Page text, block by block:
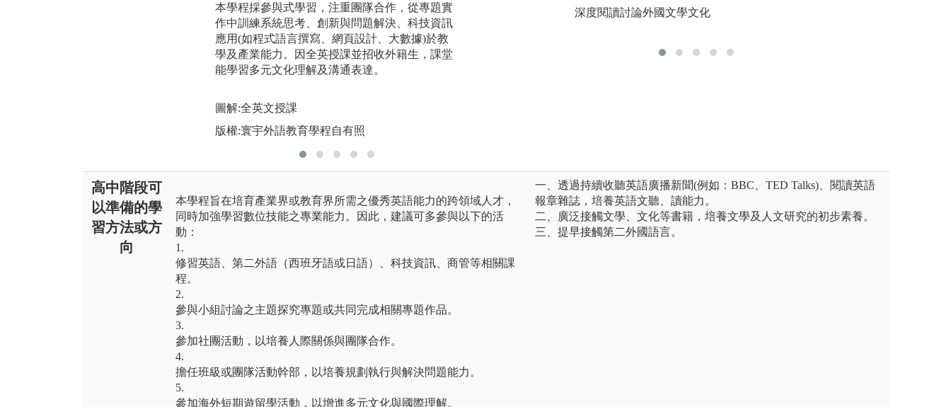
本學程採參與式學習，注重團隊合作，從專題實
作中訓練系統思考、創新與問題解決、科技資訊
應用(如程式語言撰寫、網頁設計、大數據)於教
學及產業能力。因全英授課並招收外籍生，課堂
能學習多元文化理解及溝通表達。
圖解:全英文授課
版權:寰宇外語教育學程自有照
小組合作及討論：課堂教師善於規劃小組簡報及
進人與人之間相互瞭解與信任，學會處理人際關
深度閱讀討論外國文學文化
高中階段可
以準備的學
習方法或方
向
本學程旨在培育產業界或教育界所需之優秀英語能力的跨領域人才，
同時加強學習數位技能之專業能力。因此，建議可多參與以下的活
動：
1.
修習英語、第二外語（西班牙語或日語）、科技資訊、商管等相關課
程。
2.
參與小組討論之主題探究專題或共同完成相關專題作品。
3.
參加社團活動，以培養人際關係與團隊合作。
4.
擔任班級或團隊活動幹部，以培養規劃執行與解決問題能力。
5.
參加海外短期遊留學活動，以增進多元文化與國際理解。
一、透過持續收聽英語廣播新聞(例如：BBC、TED Talks)、閱讀英語
報章雜誌，培養英語文聽、讀能力。
二、廣泛接觸文學、文化等書籍，培養文學及人文研究的初步素養。
三、提早接觸第二外國語言。